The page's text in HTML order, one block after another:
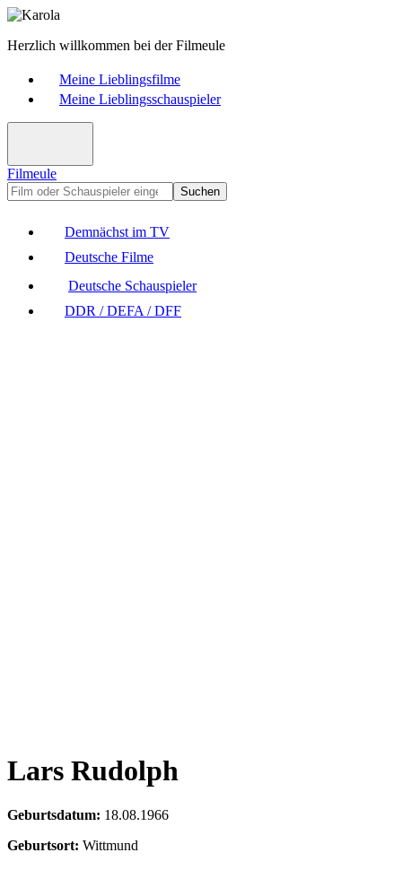
Herzlich willkommen bei der Filmeule
Meine Lieblingsfilme
Meine Lieblingsschauspieler
Filmeule
Suchen
Demnächst im TV
Deutsche Filme
Deutsche Schauspieler
DDR / DEFA / DFF
Lars Rudolph
Geburtsdatum: 18.08.1966
Geburtsort: Wittmund